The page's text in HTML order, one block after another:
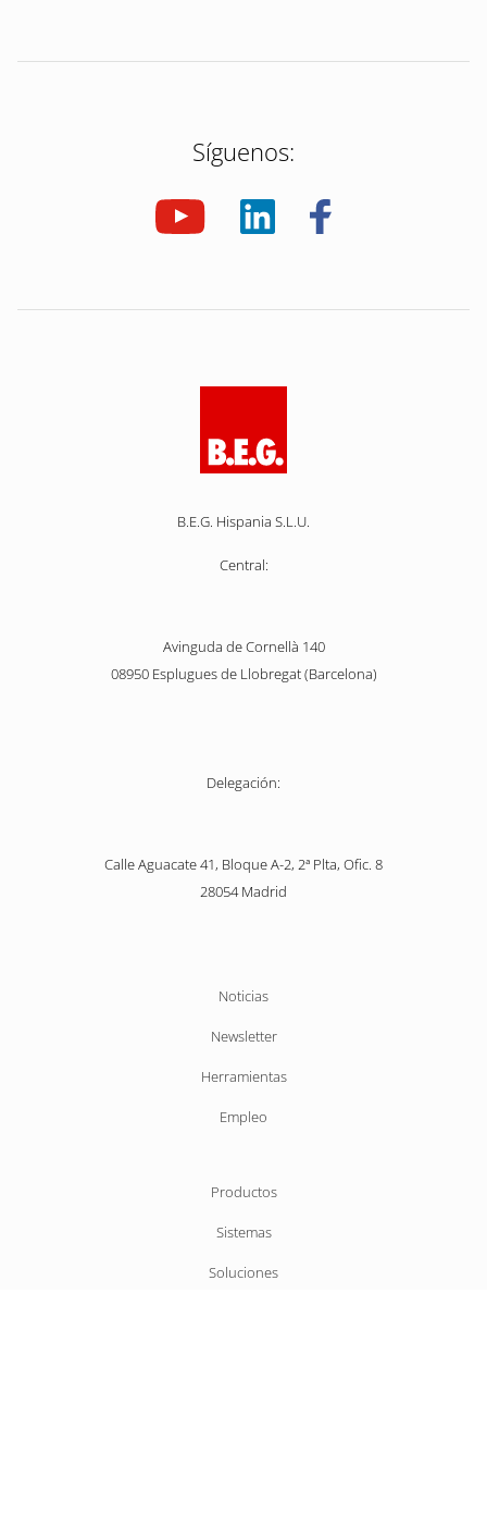
Síguenos:
B.E.G. Hispania S.L.U.
Central:
Avinguda de Cornellà 140
08950 Esplugues de Llobregat (Barcelona)
Delegación:
Calle Aguacate 41, Bloque A-2, 2ª Plta, Ofic. 8
28054 Madrid
Saltar
navegación
Noticias
Newsletter
Herramientas
Empleo
Saltar
navegación
Productos
Sistemas
Soluciones